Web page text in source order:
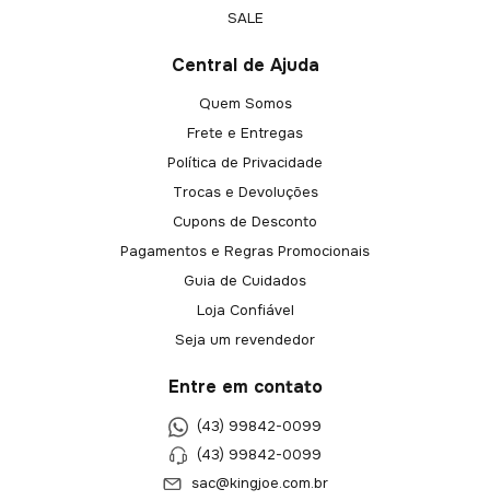
SALE
Central de Ajuda
Quem Somos
Frete e Entregas
Política de Privacidade
Trocas e Devoluções
Cupons de Desconto
Pagamentos e Regras Promocionais
Guia de Cuidados
Loja Confiável
Seja um revendedor
Entre em contato
(43) 99842-0099
(43) 99842-0099
sac@kingjoe.com.br